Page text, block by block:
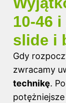
10-46
slide i
Gdy
zwracamy
technikę.